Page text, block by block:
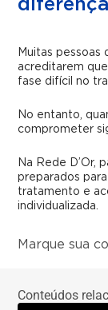
diferença
Muitas pessoas
acreditarem
fase difícil no
No entanto,
comprometer
Na Rede D’Or,
preparados
tratamento e
individualizada.
Marque sua
Conteúdos